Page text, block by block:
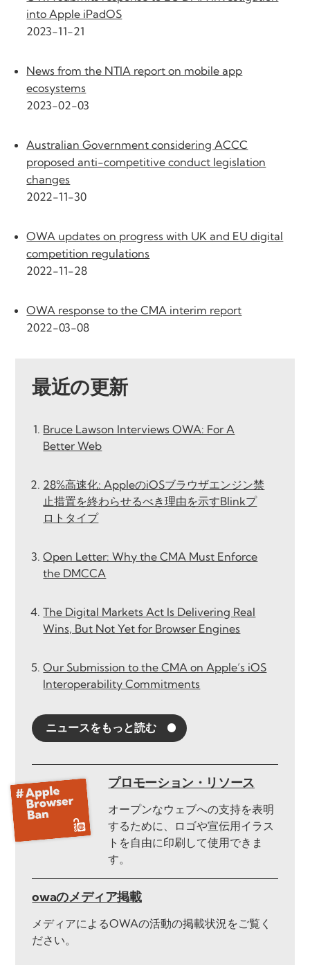
into Apple iPadOS
2023-11-21
News from the NTIA report on mobile app
ecosystems
2023-02-03
Australian Government considering ACCC
proposed anti-competitive conduct legislation
changes
2022-11-30
OWA updates on progress with UK and EU digital
competition regulations
2022-11-28
OWA response to the CMA interim report
2022-03-08
最近の更新
Bruce Lawson Interviews OWA: For A
Better Web
28%高速化: AppleのiOSブラウザエンジン禁
止措置を終わらせるべき理由を示すBlinkプ
ロトタイプ
Open Letter: Why the CMA Must Enforce
the DMCCA
The Digital Markets Act Is Delivering Real
Wins, But Not Yet for Browser Engines
Our Submission to the CMA on Apple’s iOS
Interoperability Commitments
ニュースをもっと読む
プロモーション・リソース
オープンなウェブへの支持を表明
するために、ロゴや宣伝用イラス
トを自由に印刷して使用できま
す。
owaのメディア掲載
メディアによるOWAの活動の掲載状況をご覧く
ださい。